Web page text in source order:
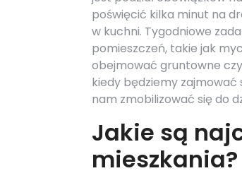
poświęcić kilka minut na
w kuchni. Tygodniowe
pomieszczeń, takie jak
obejmować gruntowne
kiedy będziemy zajmować
nam zmobilizować się do
Jakie są
mieszkania?